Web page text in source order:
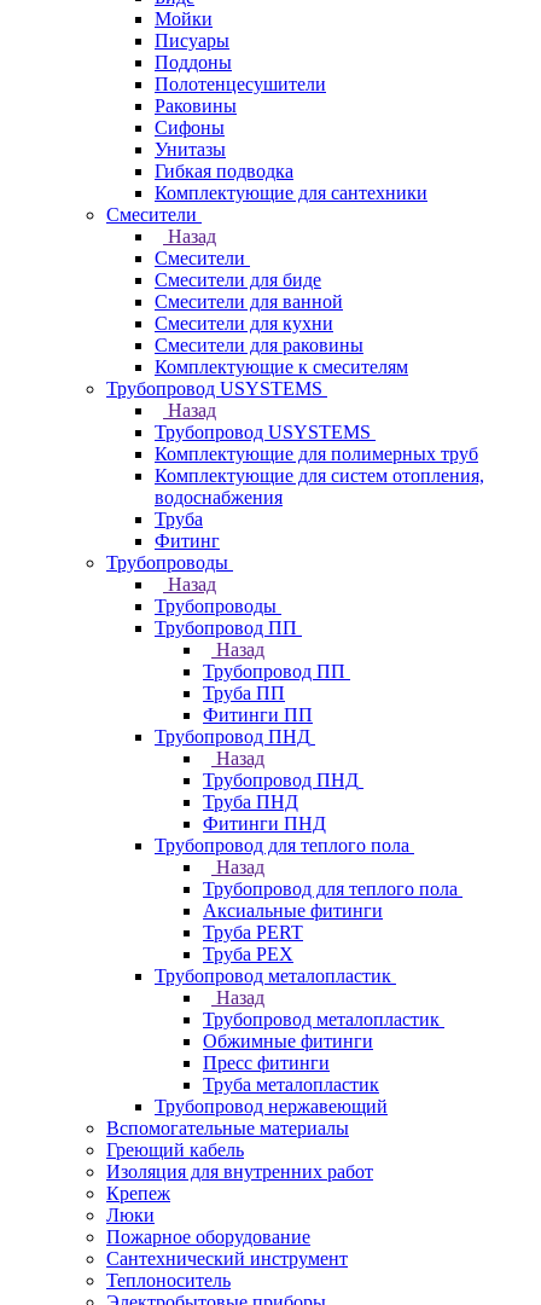
Мойки
Писуары
Поддоны
Полотенцесушители
Раковины
Сифоны
Унитазы
Гибкая подводка
Комплектующие для сантехники
Смесители
Назад
Смесители
Смесители для биде
Смесители для ванной
Смесители для кухни
Смесители для раковины
Комплектующие к смесителям
Трубопровод USYSTEMS
Назад
Трубопровод USYSTEMS
Комплектующие для полимерных труб
Комплектующие для систем отопления,
водоснабжения
Труба
Фитинг
Трубопроводы
Назад
Трубопроводы
Трубопровод ПП
Назад
Трубопровод ПП
Труба ПП
Фитинги ПП
Трубопровод ПНД
Назад
Трубопровод ПНД
Труба ПНД
Фитинги ПНД
Трубопровод для теплого пола
Назад
Трубопровод для теплого пола
Аксиальные фитинги
Труба PERT
Труба PEX
Трубопровод металопластик
Назад
Трубопровод металопластик
Обжимные фитинги
Пресс фитинги
Труба металопластик
Трубопровод нержавеющий
Вспомогательные материалы
Греющий кабель
Изоляция для внутренних работ
Крепеж
Люки
Пожарное оборудование
Сантехнический инструмент
Теплоноситель